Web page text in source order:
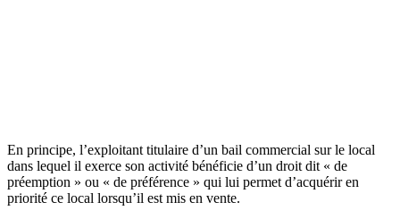
En principe, l’exploitant titulaire d’un bail commercial sur le local
dans lequel il exerce son activité bénéficie d’un droit dit « de
préemption » ou « de préférence » qui lui permet d’acquérir en
priorité ce local lorsqu’il est mis en vente.